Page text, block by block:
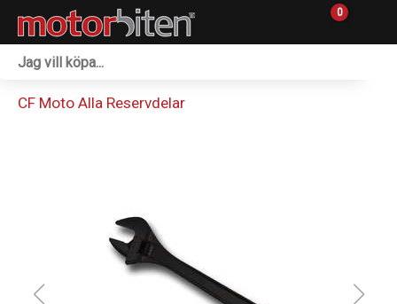
0
Reservdelar
CF Moto Alla Reservdelar